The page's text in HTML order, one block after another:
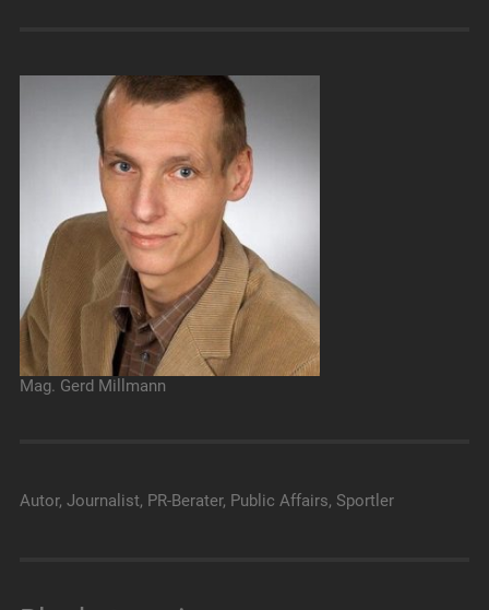
Mag. Gerd Millmann
Autor, Journalist, PR-Berater, Public Affairs, Sportler